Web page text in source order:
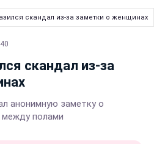
скандал из-за заметки о женщинах
скандал из-за
анонимную заметку о
между полами